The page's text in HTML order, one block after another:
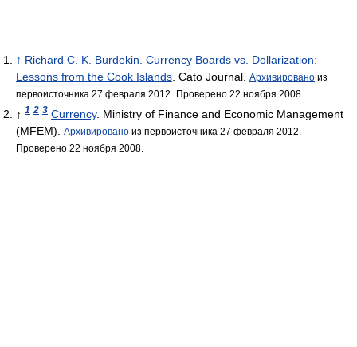
↑ Richard C. K. Burdekin. Currency Boards vs. Dollarization:
Lessons from the Cook Islands . Cato Journal. Архивировано из
первоисточника 27 февраля 2012.
Проверено 22 ноября 2008.
↑ 1 2 3 Currency. Ministry of Finance and Economic Management
(MFEM). Архивировано из первоисточника 27 февраля 2012.
Проверено 22 ноября 2008.